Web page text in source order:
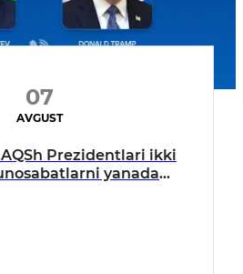
07
AVGUST
AQSh Prezidentlari ikki
yanada